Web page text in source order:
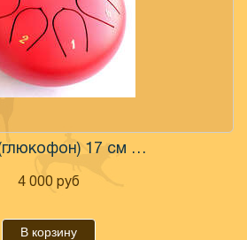
Фимбо (глюкофон) 17 см полный комплект
4 000 руб
В корзину